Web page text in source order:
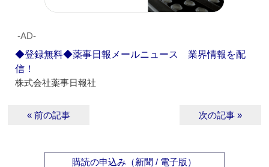
‐AD‐
◆登録無料◆薬事日報メールニュース 業界情報を配
信！
株式会社薬事日報社
« 前の記事 次の記事 »
購読の申込み（新聞 / 電子版）